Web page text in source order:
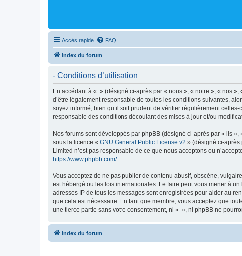
Accès rapide FAQ
Index du forum
- Conditions d’utilisation
En accédant à « » (désigné ci-après par « nous », « notre », « nos
d’être légalement responsable de toutes les conditions suivantes,
soyez informé, bien qu’il soit prudent de vérifier régulièrement
responsable des conditions découlant des mises à jour et/ou
Nos forums sont développés par phpBB (désigné ci-après par « ils
sous la licence « GNU General Public License v2 » (désigné ci-après
Limited n’est pas responsable de ce que nous acceptons ou
https://www.phpbb.com/.
Vous acceptez de ne pas publier de contenu abusif, obscène,
est hébergé ou les lois internationales. Le faire peut vous mener à
adresses IP de tous les messages sont enregistrées pour aider au
que cela est nécessaire. En tant que membre, vous acceptez que
une tierce partie sans votre consentement, ni « », ni phpBB ne
Index du forum